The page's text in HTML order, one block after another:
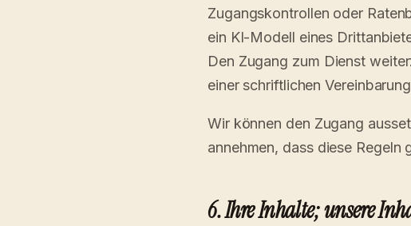
Zugangskontrollen oder
ein KI-Modell eines
Den Zugang zum Dienst
einer schriftlichen
Wir können den Zugang
annehmen, dass diese Regeln
6. Ihre Inhalte; unsere